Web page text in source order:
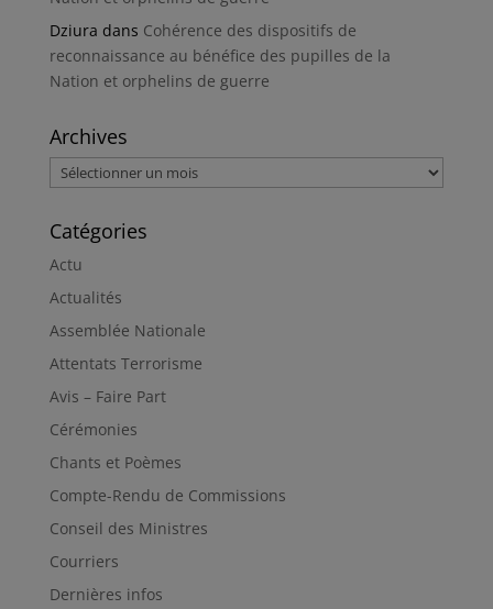
Dziura dans Cohérence des dispositifs de
reconnaissance au bénéfice des pupilles de la
Nation et orphelins de guerre
Archives
Archives
Catégories
Actu
Actualités
Assemblée Nationale
Attentats Terrorisme
Avis – Faire Part
Cérémonies
Chants et Poèmes
Compte-Rendu de Commissions
Conseil des Ministres
Courriers
Dernières infos